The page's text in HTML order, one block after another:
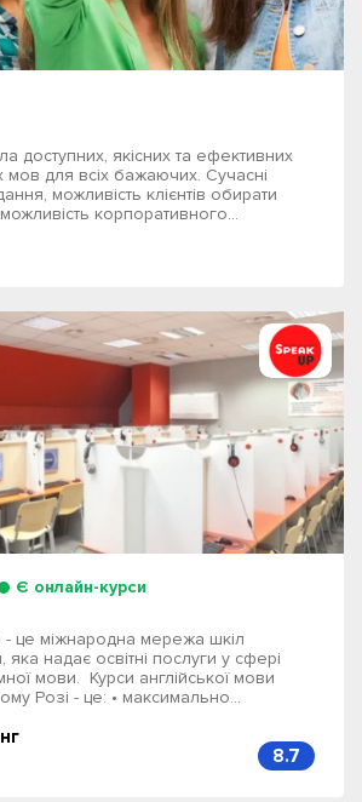
доступних, якісних та ефективних
мов для всіх бажаючих. Сучасні
можливість клієнтів обирати
корпоративного...
Є онлайн-курси
це міжнародна мережа шкіл
яка надає освітні послуги у сфері
мови. Курси англійської мови
Розі - це: • максимально...
8.7